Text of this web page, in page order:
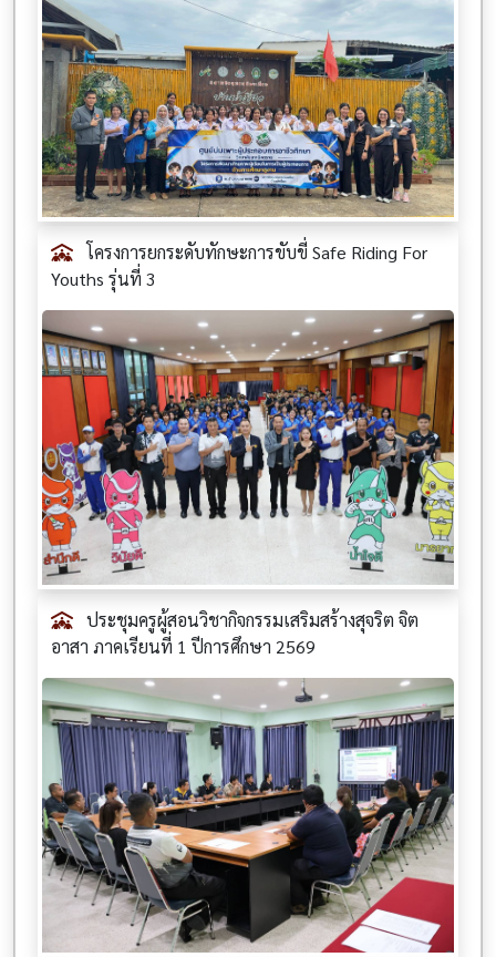
โครงการยกระดับทักษะการขับขี่ Safe Riding For
Youths รุ่นที่ 3
ประชุมครูผู้สอนวิชากิจกรรมเสริมสร้างสุจริต จิต
อาสา ภาคเรียนที่ 1 ปีการศึกษา 2569